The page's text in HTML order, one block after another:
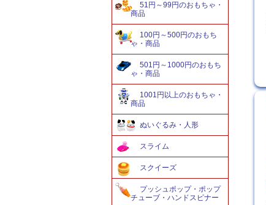
51円～99円のおもちゃ・
商品
100円～500円のおもち
ゃ・商品
501円～1000円のおもち
ゃ・商品
1001円以上のおもちゃ・
商品
ぬいぐるみ・人形
スライム
スクイーズ
プッシュポップ・ポップ
チューブ・ハンドスピナー